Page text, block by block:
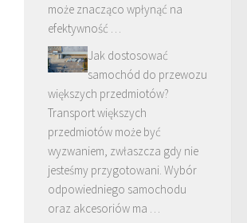
może znacząco wpłynąć na
efektywność …
Jak dostosować
samochód do przewozu
większych przedmiotów?
Transport większych
przedmiotów może być
wyzwaniem, zwłaszcza gdy nie
jesteśmy przygotowani. Wybór
odpowiedniego samochodu
oraz akcesoriów ma …